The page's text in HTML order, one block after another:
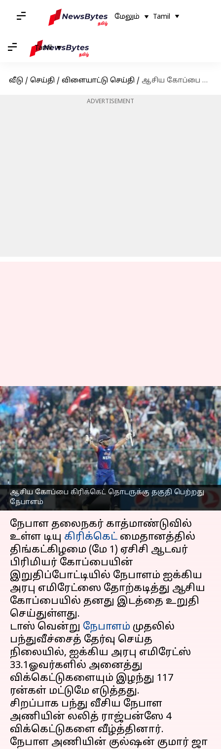
மேலும் Tamil
Tamil
வீடு / செய்தி / விளையாட்டு செய்தி / ஆசிய கோப்பை கிரிக்கெட் தொடருக்கு தகுதி பெற்றது நேபாளம்! இந்தியா, பாகிஸ்தான் குழுவில் இடம்!
ADVERTISEMENT
ஆசிய கோப்பை கிரிக்கெட் தொடருக்கு தகுதி பெற்றது
நேபாளம்
ஆசிய கோப்பை கிரிக்கெட்
தொடருக்கு தகுதி
பெற்றது நேபாளம்!
இந்தியா, பாகிஸ்தான்
குழுவில் இடம்!
எழுதியவர் Sekar Chinnappan May 02, 2023 02:57 pm
செய்தி முன்னோட்டம்
நேபாள தலைநகர் காத்மாண்டுவில்
உள்ள டியு கிரிக்கெட் மைதானத்தில்
திங்கட்கிழமை (மே 1) ஏசிசி ஆடவர்
பிரிமியர் கோப்பையின்
இறுதிப்போட்டியில் நேபாளம் ஐக்கிய
அரபு எமிரேட்ஸை தோற்கடித்து ஆசிய
கோப்பையில் தனது இடத்தை உறுதி
செய்துள்ளது.
டாஸ் வென்று நேபாளம் முதலில்
பந்துவீச்சைத் தேர்வு செய்த
நிலையில், ஐக்கிய அரபு எமிரேட்ஸ்
33.1ஓவர்களில் அனைத்து
விக்கெட்டுகளையும் இழந்து 117
ரன்கள் மட்டுமே எடுத்தது.
சிறப்பாக பந்து வீசிய நேபாள
அணியின் லலித் ராஜ்பன்ஸே 4
விக்கெட்டுகளை வீழ்த்தினார்.
நேபாள அணியின் குல்ஷன் குமார் ஜா